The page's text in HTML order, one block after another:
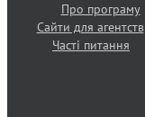
Про програму
Сайти для агентств
Часті питання